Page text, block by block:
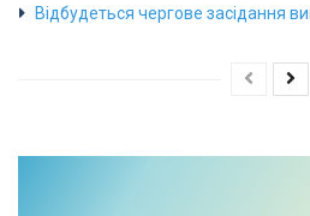
Відбудеться чергове засідання